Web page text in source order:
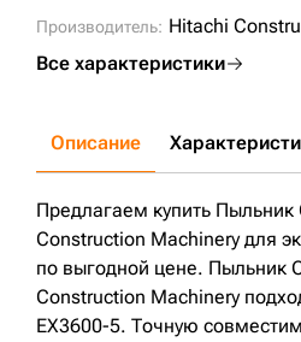
Производитель: Hitachi
Все характеристики
Описание
Предлагаем купить
Construction Machinery для
по выгодной цене. Пыльник
Construction Machinery
EX3600-5. Точную